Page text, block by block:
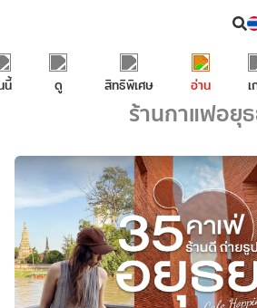
นี้ ดู สิทธิพิเศษ อ่าน
ร้านกาแฟอยุ